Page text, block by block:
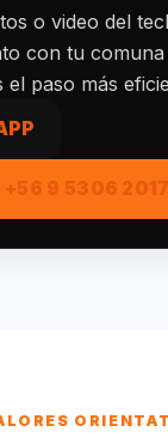
o video del
con tu
el paso más
+56 9 5306 2017